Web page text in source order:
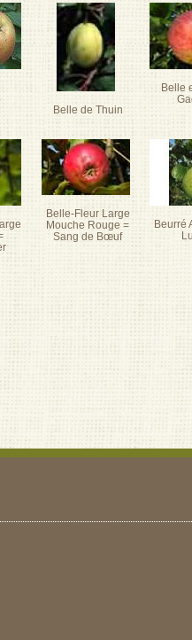
Belle de Thuin
Belle
Belle-Fleur Large
Mouche Rouge =
Sang de Bœuf
Beurré